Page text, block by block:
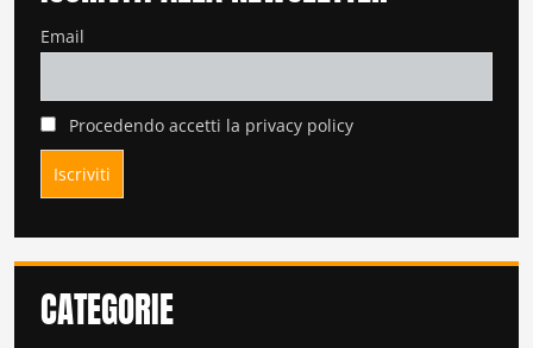
Email
Procedendo accetti la privacy policy
CATEGORIE